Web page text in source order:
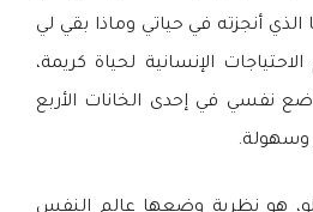
الذي أنجزته في حياتي وماذا بقي لي
الإنسانية لحياة كريمة،
نفسي في إحدى الخانات الأربع